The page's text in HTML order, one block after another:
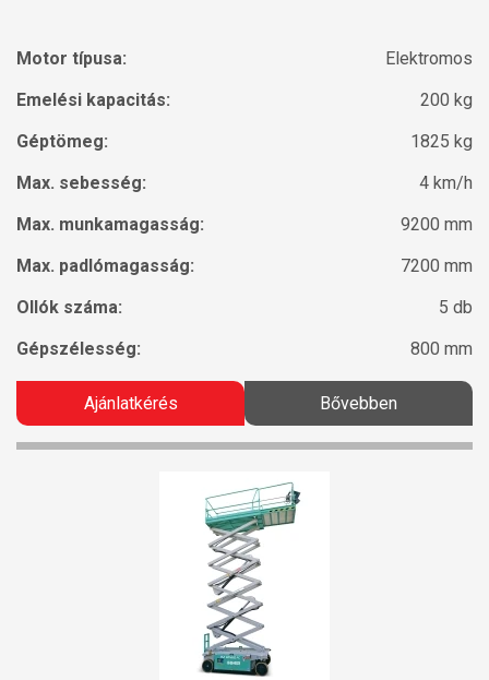
Motor típusa:
Elektromos
Emelési kapacitás:
200 kg
Géptömeg:
1825 kg
Max. sebesség:
4 km/h
Max. munkamagasság:
9200 mm
Max. padlómagasság:
7200 mm
Ollók száma:
5 db
Gépszélesség:
800 mm
Ajánlatkérés Bővebben